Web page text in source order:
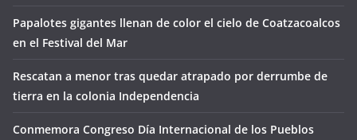
Papalotes gigantes llenan de color el cielo de Coatzacoalcos
en el Festival del Mar
Rescatan a menor tras quedar atrapado por derrumbe de
tierra en la colonia Independencia
Conmemora Congreso Día Internacional de los Pueblos